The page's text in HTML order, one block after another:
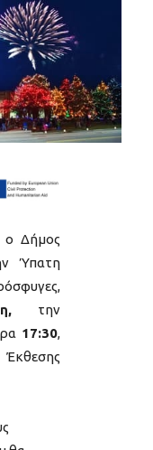
ο Δήμος
Ύπατη
,
την
17:30,